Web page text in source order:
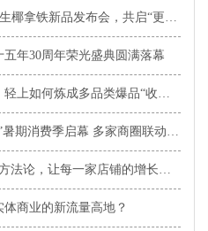
年30周年荣光盛典圆满落幕
商业的新流量高地？